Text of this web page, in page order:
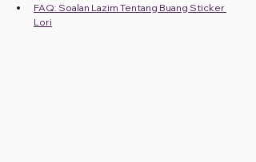
FAQ: Soalan Lazim Tentang Buang Sticker
Lori